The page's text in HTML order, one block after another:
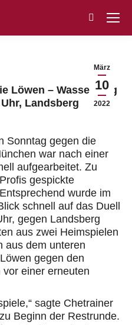
Search:
März
10
2022
Löwen – Wasserburg
Landsberg
Sonntag gegen die
war nach einer
aufgearbeitet. Zu
gespickte
wurde im
schnell auf das Duell
gegen Landsberg
aus zwei Heimspielen
aus dem unteren
gegen den
einer erneuten
sagte Chetrainer
Beginn der Restrunde.